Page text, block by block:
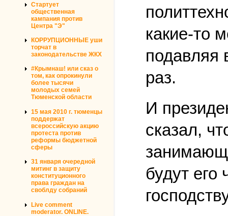
Стартует
общественная
кампания против
Центра "Э"
КОРРУПЦИОННЫЕ уши
торчат в
законодательстве ЖКХ
#Крымнаш! или сказ о
том, как опрокинули
более тысячи
молодых семей
Тюменской области
15 мая 2010 г. тюменцы
поддержат
всероссийскую акцию
протеста против
реформы бюджетной
сферы
31 января очередной
митинг в защиту
конституционного
права граждан на
своблду собраний
Live comment
moderator. ONLINE.
какие-то
подавляя
раз.
И
сказал,
будут его